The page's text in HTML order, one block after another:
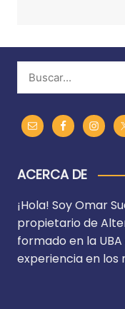
ACERCA DE
¡Hola! Soy Omar
propietario de
formado en la
experiencia en los